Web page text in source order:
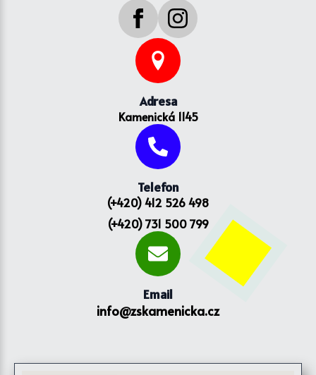
Adresa
Kamenická 1145
Telefon
(+420) 412 526 498
(+420) 731 500 799
Email
info@zskamenicka.cz